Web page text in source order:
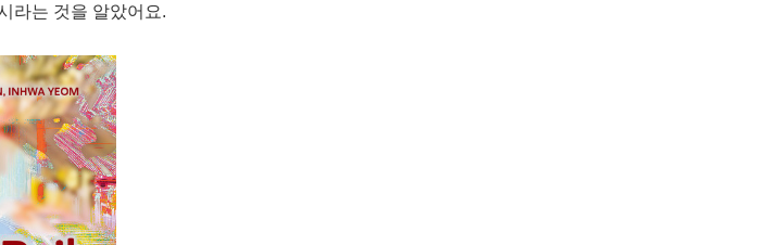
라는 것을 알았어요.